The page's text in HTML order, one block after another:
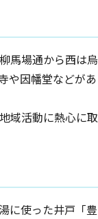
馬場通から西は烏
や因幡堂などがあ
域活動に熱心に取
に使った井戸「豊